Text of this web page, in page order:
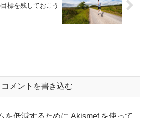
標を残しておこう
コメントを書き込む
を低減するために Akismet を使って